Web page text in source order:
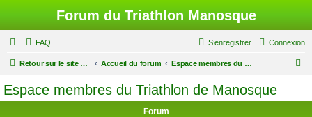
Forum du Triathlon Manosque
FAQ Connexion
S’enregistrer
Retour sur le site du Triathlon Accueil du forum Espace membres du Triathlon de Manosque
Espace membres du Triathlon de Manosque
Forum